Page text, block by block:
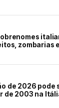
zombarias
de 2026 pode
de 2003 na